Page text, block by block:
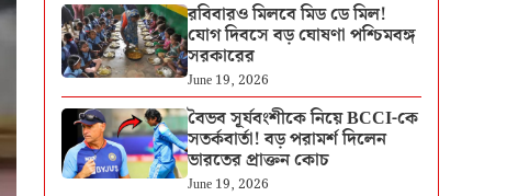
রবিবারও মিলবে মিড ডে মিল!
যোগ দিবসে বড় ঘোষণা পশ্চিমবঙ্গ
সরকারের
June 19, 2026
বৈভব সূর্যবংশীকে নিয়ে BCCI-কে
সতর্কবার্তা! বড় পরামর্শ দিলেন
ভারতের প্রাক্তন কোচ
June 19, 2026